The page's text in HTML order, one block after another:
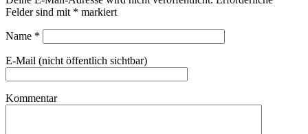
Felder sind mit * markiert
Name *
E-Mail (nicht öffentlich sichtbar)
Kommentar